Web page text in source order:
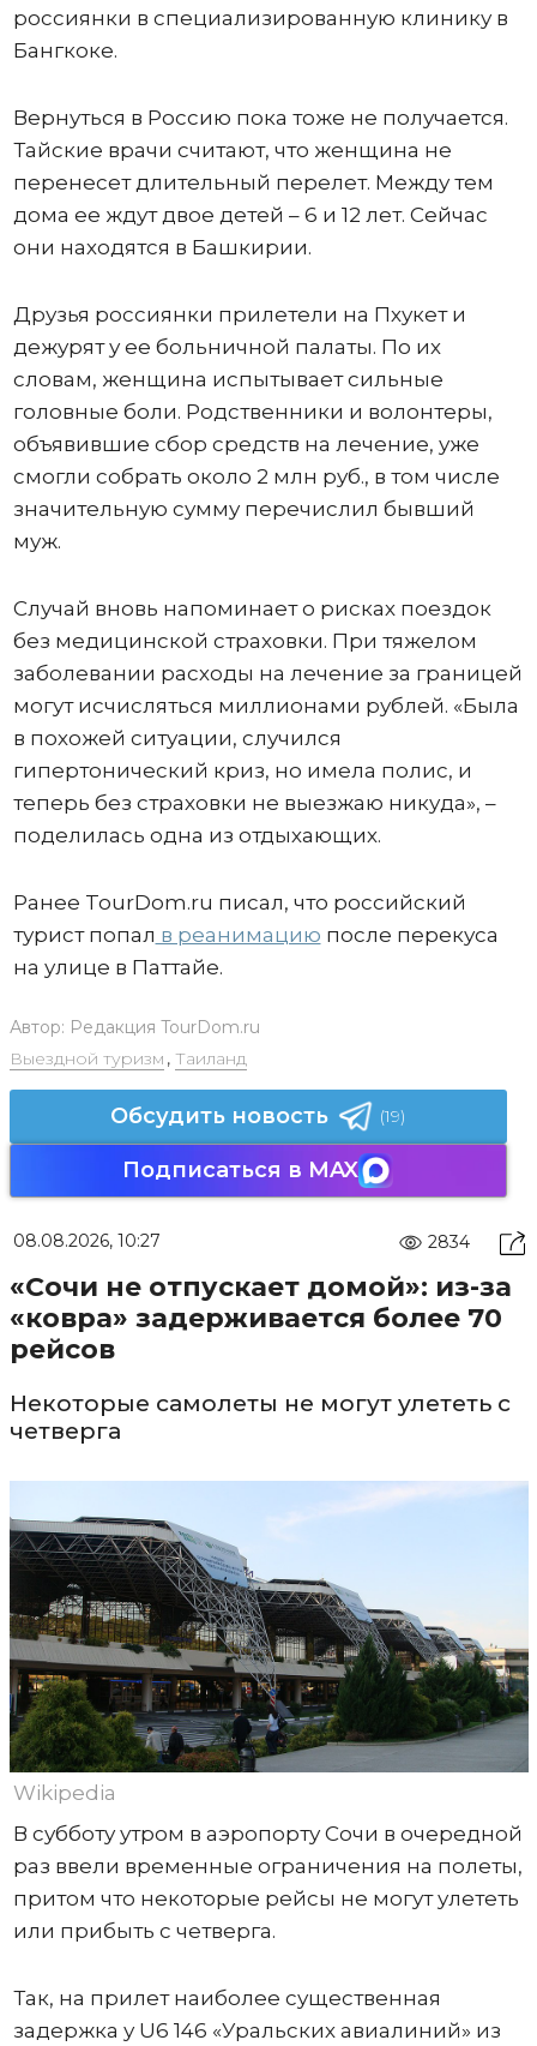
россиянки в специализированную клинику в
Бангкоке.
Вернуться в Россию пока тоже не получается.
Тайские врачи считают, что женщина не
перенесет длительный перелет. Между тем
дома ее ждут двое детей – 6 и 12 лет. Сейчас
они находятся в Башкирии.
Друзья россиянки прилетели на Пхукет и
дежурят у ее больничной палаты. По их
словам, женщина испытывает сильные
головные боли. Родственники и волонтеры,
объявившие сбор средств на лечение, уже
смогли собрать около 2 млн руб., в том числе
значительную сумму перечислил бывший
муж.
Случай вновь напоминает о рисках поездок
без медицинской страховки. При тяжелом
заболевании расходы на лечение за границей
могут исчисляться миллионами рублей. «Была
в похожей ситуации, случился
гипертонический криз, но имела полис, и
теперь без страховки не выезжаю никуда», –
поделилась одна из отдыхающих.
Ранее TourDom.ru писал, что российский
турист попал в реанимацию после перекуса
на улице в Паттайе.
Автор: Редакция TourDom.ru
Выездной туризм , Таиланд
Обсудить новость (19)
Подписаться в MAX
08.08.2026, 10:27 2834
«Сочи не отпускает домой»: из-за
«ковра» задерживается более 70
рейсов
Некоторые самолеты не могут улететь с
четверга
Wikipedia
В субботу утром в аэропорту Сочи в очередной
раз ввели временные ограничения на полеты,
притом что некоторые рейсы не могут улететь
или прибыть с четверга.
Так, на прилет наиболее существенная
задержка у U6 146 «Уральских авиалиний» из